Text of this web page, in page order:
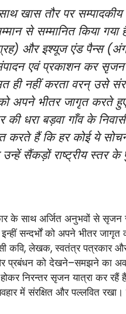
खास तौर पर
से सम्मानित किया
और इश्यूज एंड पैन्स
एवं प्रकाशन कर सृजन
ही नहीं करता वरन् उसे
को अपने भीतर जागृत
की धरा बड़वा गाँव के
करते हैं कि हर कोई ये
उन्हें सैंकड़ों राष्ट्रीय स्तर
के साथ अर्जित अनुभवों से सृजन
इन्हीं सन्दर्भों को अपने भीतर
कवि, लेखक, स्वतंत्र पत्रकार
को देखने–समझने का अवसर
निरन्तर सृजन यात्रा कर रहैं
में संरक्षित और पल्लवित रखा।